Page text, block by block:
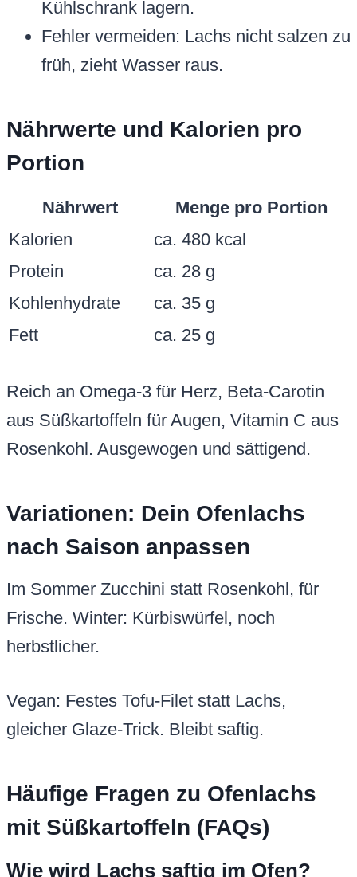
Kühlschrank lagern.
Fehler vermeiden: Lachs nicht salzen zu
früh, zieht Wasser raus.
Nährwerte und Kalorien pro
Portion
Nährwert
Menge pro Portion
Kalorien
ca. 480 kcal
Protein
ca. 28 g
Kohlenhydrate
ca. 35 g
Fett
ca. 25 g
Reich an Omega-3 für Herz, Beta-Carotin
aus Süßkartoffeln für Augen, Vitamin C aus
Rosenkohl. Ausgewogen und sättigend.
Variationen: Dein Ofenlachs
nach Saison anpassen
Im Sommer Zucchini statt Rosenkohl, für
Frische. Winter: Kürbiswürfel, noch
herbstlicher.
Vegan: Festes Tofu-Filet statt Lachs,
gleicher Glaze-Trick. Bleibt saftig.
Häufige Fragen zu Ofenlachs
mit Süßkartoffeln (FAQs)
Wie wird Lachs saftig im Ofen?